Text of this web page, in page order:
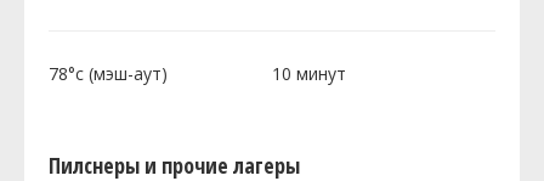
78°c (мэш-аут) 10 минут
Пилснеры и прочие лагеры